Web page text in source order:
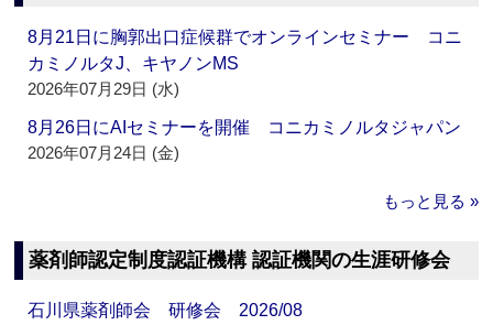
8月21日に胸郭出口症候群でオンラインセミナー コニ
カミノルタJ、キヤノンMS
2026年07月29日 (水)
8月26日にAIセミナーを開催 コニカミノルタジャパン
2026年07月24日 (金)
もっと見る »
薬剤師認定制度認証機構 認証機関の生涯研修会
石川県薬剤師会 研修会 2026/08